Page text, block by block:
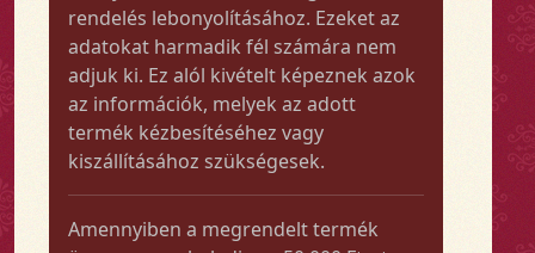
rendelés lebonyolításához. Ezeket az
adatokat harmadik fél számára nem
adjuk ki. Ez alól kivételt képeznek azok
az információk, melyek az adott
termék kézbesítéséhez vagy
kiszállításához szükségesek.
Amennyiben a megrendelt termék